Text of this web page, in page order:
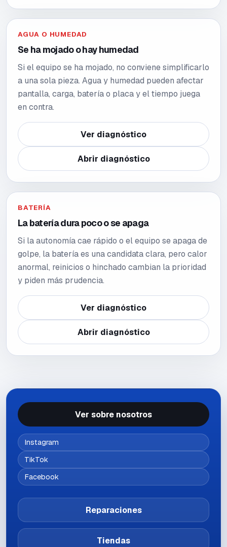
AGUA O HUMEDAD
Se ha mojado o hay humedad
Si el equipo se ha mojado, no conviene simplificarlo
a una sola pieza. Agua y humedad pueden afectar
pantalla, carga, batería o placa y el tiempo juega
en contra.
Ver diagnóstico
Abrir diagnóstico
BATERÍA
La batería dura poco o se apaga
Si la autonomía cae rápido o el equipo se apaga de
golpe, la batería es una candidata clara, pero calor
anormal, reinicios o hinchado cambian la prioridad
y piden más prudencia.
Ver diagnóstico
Abrir diagnóstico
Ver sobre nosotros
Instagram
TikTok
Facebook
Reparaciones
Tiendas